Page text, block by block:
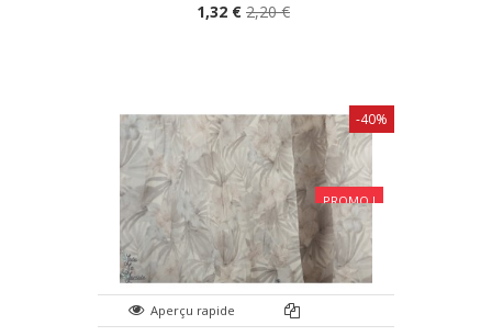
1,32 € 2,20 €
PROMO !
Aperçu rapide
-40%